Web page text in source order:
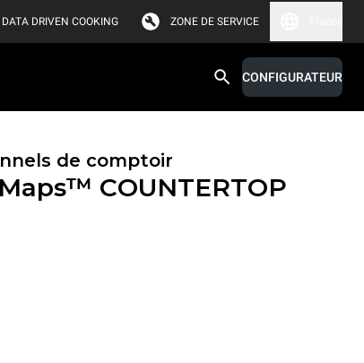
DATA DRIVEN COOKING ZONE DE SERVICE
CONFIGURATEUR
de comptoir
COUNTERTOP